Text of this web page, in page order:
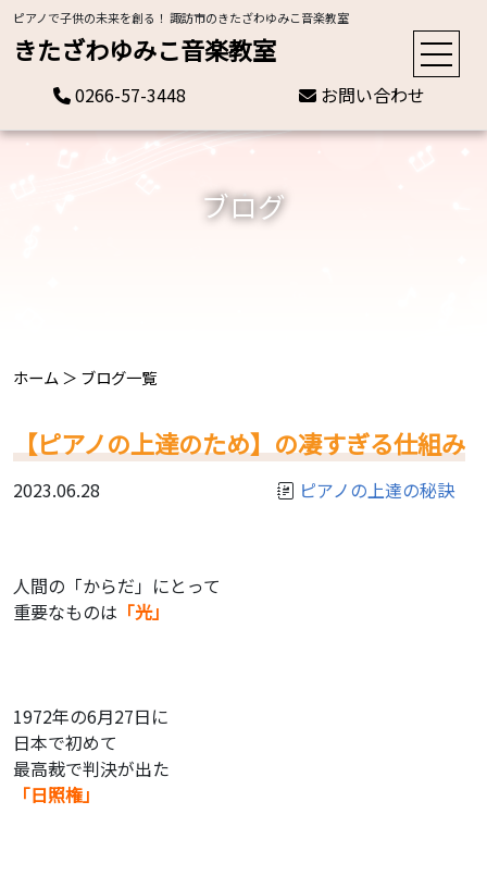
ピアノで子供の未来を創る！ 諏訪市のきたざわゆみこ音楽教室
きたざわゆみこ音楽教室
0266-57-3448 お問い合わせ
ブログ
ホーム ＞ ブログ一覧
【ピアノの上達のため】の凄すぎる仕組み
2023.06.28 ピアノの上達の秘訣
人間の「からだ」にとって
重要なものは 「光」
1972年の6月27日に
日本で初めて
最高裁で判決が出た
「日照権」